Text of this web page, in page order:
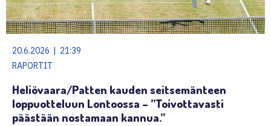
20.6.2026 | 21:39
RAPORTIT
Heliövaara/Patten kauden seitsemänteen
loppuotteluun Lontoossa – ”Toivottavasti
päästään nostamaan kannua.”